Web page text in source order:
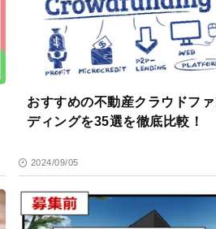
おすすめの不動産クラウドフ
ディングを35選を徹底比較！
2024/09/05